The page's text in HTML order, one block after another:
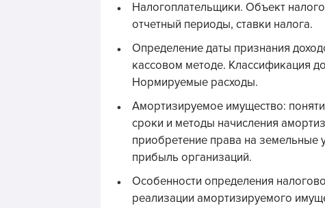
Налогоплательщики. Объект
отчетный периоды, ставки налога.
Определение даты признания
кассовом методе. Классификация
Нормируемые расходы.
Амортизируемое имущество:
сроки и методы начисления
приобретение права на земельные
прибыль организаций.
Особенности определения
реализации амортизируемого